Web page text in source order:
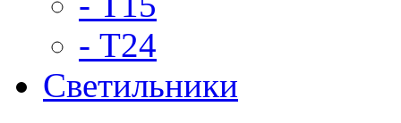
- Т24
Светильники